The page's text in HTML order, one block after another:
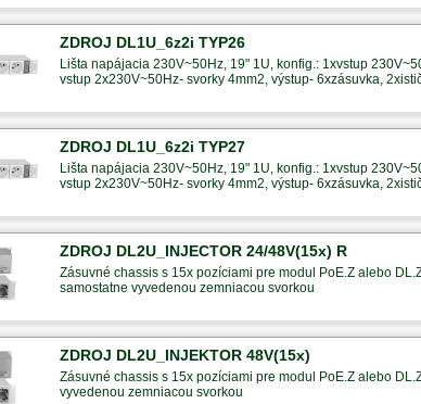
ZDROJ DL1U_6z2i TYP26
Lišta napájacia 230V~50Hz, 19" 1U, konfig.: 1xvstup
vstup 2x230V~50Hz- svorky 4mm2, výstup- 6xzásuvka,
ZDROJ DL1U_6z2i TYP27
Lišta napájacia 230V~50Hz, 19" 1U, konfig.: 1xvstup
vstup 2x230V~50Hz- svorky 4mm2, výstup- 6xzásuvka,
ZDROJ DL2U_INJECTOR 24/48V(15x) R
Zásuvné chassis s 15x pozíciami pre modul PoE.Z alebo
samostatne vyvedenou zemniacou svorkou
ZDROJ DL2U_INJEKTOR 48V(15x)
Zásuvné chassis s 15x pozíciami pre modul PoE.Z alebo
vyvedenou zemniacou svorkou